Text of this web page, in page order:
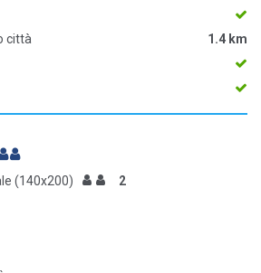
città
1.4 km
(140x200)
2